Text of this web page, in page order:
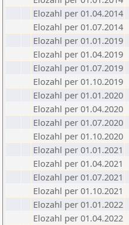
Elozahl per 01.04.2014
Elozahl per 01.07.2014
Elozahl per 01.01.2019
Elozahl per 01.04.2019
Elozahl per 01.07.2019
Elozahl per 01.10.2019
Elozahl per 01.01.2020
Elozahl per 01.04.2020
Elozahl per 01.07.2020
Elozahl per 01.10.2020
Elozahl per 01.01.2021
Elozahl per 01.04.2021
Elozahl per 01.07.2021
Elozahl per 01.10.2021
Elozahl per 01.01.2022
Elozahl per 01.04.2022